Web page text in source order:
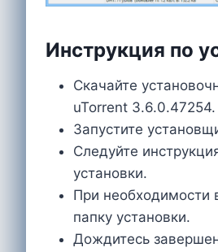
Инструкция по
Скачайте
uTorrent 3.6.0.47254.
Запустите
Следуйте
установки.
При необходимости
папку установки.
Дождитесь